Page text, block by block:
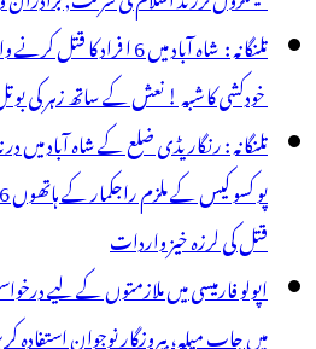
تلنگانہ : شاہ آباد میں 6 ا
خودکشی کا شبہ ! نعش کے ساتھ زہر کی
تلنگانہ : رنگاریڈی ضلع کے شاہ آباد میں
قتل کی لرزہ خیز واردات
میں جاب میلہ، بیروزگار نوجوان استفادہ